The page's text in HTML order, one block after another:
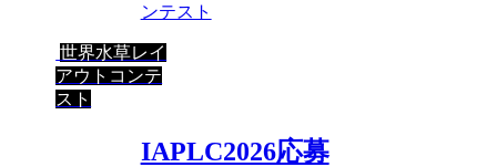
ンテスト
世界水草レイ
アウトコンテ
スト
IAPLC2026応募